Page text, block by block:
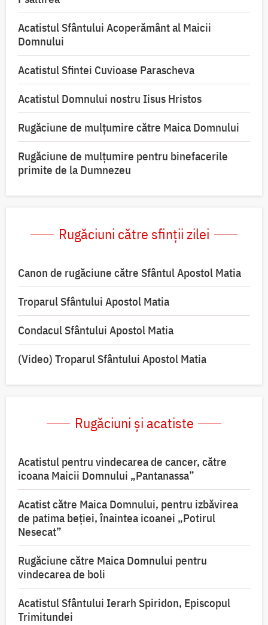
Acatistul Sfântului Acoperământ al Maicii
Domnului
Acatistul Sfintei Cuvioase Parascheva
Acatistul Domnului nostru Iisus Hristos
Rugăciune de mulţumire către Maica Domnului
Rugăciune de mulțumire pentru binefacerile
primite de la Dumnezeu
Rugăciuni către sfinții zilei
Canon de rugăciune către Sfântul Apostol Matia
Troparul Sfântului Apostol Matia
Condacul Sfântului Apostol Matia
(Video) Troparul Sfântului Apostol Matia
Rugăciuni și acatiste
Acatistul pentru vindecarea de cancer, către
icoana Maicii Domnului „Pantanassa”
Acatist către Maica Domnului, pentru izbăvirea
de patima beției, înaintea icoanei „Potirul
Nesecat”
Rugăciune către Maica Domnului pentru
vindecarea de boli
Acatistul Sfântului Ierarh Spiridon, Episcopul
Trimitundei